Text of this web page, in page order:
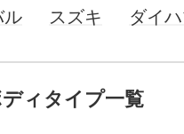
ル
スズキ ダイ
ィタイプ一覧